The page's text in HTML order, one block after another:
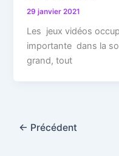
29 janvier 2021
Les jeux vidéos
importante dans la
grand, tout
← Précédent